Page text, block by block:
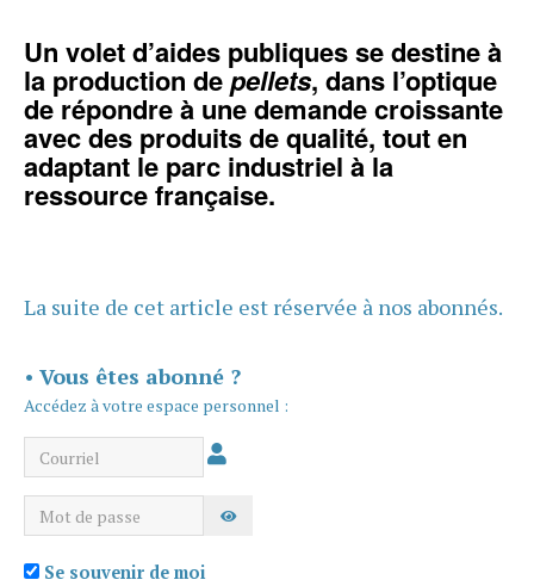
Un volet d’aides publiques se destine à
la production depellets, dans l’optique
de répondre à une demande croissante
avec des produits de qualité, tout en
adaptant le parc industriel à la
ressource française.
La suite de cet article est réservée à nos abonnés.
• Vous êtes abonné ?
Accédez à votre espace personnel :
Courriel
Mot de passe AFFICHER LE MOT DE PASSE
Se souvenir de moi